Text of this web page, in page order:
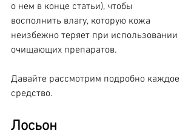
о нем в конце статьи), чтобы
восполнить влагу, которую кожа
неизбежно теряет при использовании
очищающих препаратов.
Давайте рассмотрим подробно каждое
средство.
Лосьон